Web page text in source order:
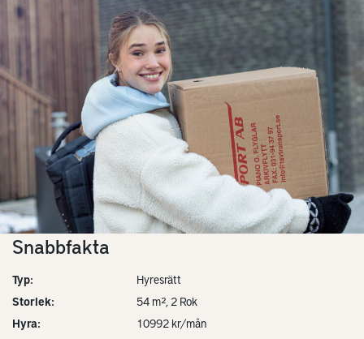
Snabbfakta
Typ:
Hyresrätt
Storlek:
54 m², 2 Rok
Hyra:
10992 kr/mån